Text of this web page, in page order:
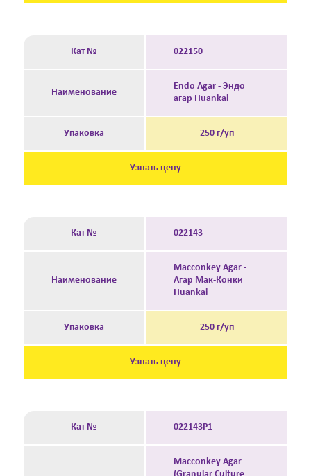
Кат № 022150
Наименование
Endo Agar - Эндо
агар Huankai
Упаковка 250 г/уп
Узнать цену
Кат № 022143
Наименование
Macconkey Agar -
Агар Мак-Конки
Huankai
Упаковка 250 г/уп
Узнать цену
Кат № 022143P1
Macconkey Agar